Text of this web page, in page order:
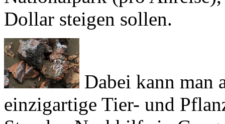
einzigartige Tier- und
Stunden Nachhilfe in
Plattentektonik und